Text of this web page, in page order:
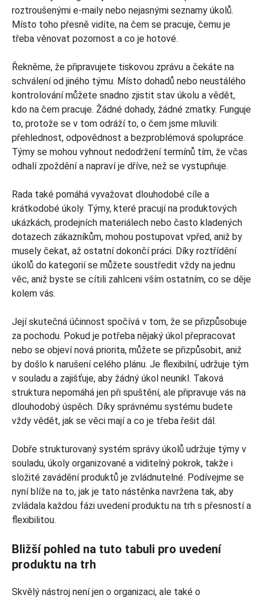
roztroušenými e-maily nebo nejasnými seznamy úkolů.
Místo toho přesně vidíte, na čem se pracuje, čemu je
třeba věnovat pozornost a co je hotové.
Řekněme, že připravujete tiskovou zprávu a čekáte na
schválení od jiného týmu. Místo dohadů nebo neustálého
kontrolování můžete snadno zjistit stav úkolu a vědět,
kdo na čem pracuje. Žádné dohady, žádné zmatky. Funguje
to, protože se v tom odráží to, o čem jsme mluvili:
přehlednost, odpovědnost a bezproblémová spolupráce.
Týmy se mohou vyhnout nedodržení termínů tím, že včas
odhalí zpoždění a napraví je dříve, než se vystupňuje.
Rada také pomáhá vyvažovat dlouhodobé cíle a
krátkodobé úkoly. Týmy, které pracují na produktových
ukázkách, prodejních materiálech nebo často kladených
dotazech zákazníkům, mohou postupovat vpřed, aniž by
musely čekat, až ostatní dokončí práci. Díky roztřídění
úkolů do kategorií se můžete soustředit vždy na jednu
věc, aniž byste se cítili zahlceni vším ostatním, co se děje
kolem vás.
Její skutečná účinnost spočívá v tom, že se přizpůsobuje
za pochodu. Pokud je potřeba nějaký úkol přepracovat
nebo se objeví nová priorita, můžete se přizpůsobit, aniž
by došlo k narušení celého plánu. Je flexibilní, udržuje tým
v souladu a zajišťuje, aby žádný úkol neunikl. Taková
struktura nepomáhá jen při spuštění, ale připravuje vás na
dlouhodobý úspěch. Díky správnému systému budete
vždy vědět, jak se věci mají a co je třeba řešit dál.
Dobře strukturovaný systém správy úkolů udržuje týmy v
souladu, úkoly organizované a viditelný pokrok, takže i
složité zavádění produktů je zvládnutelné. Podívejme se
nyní blíže na to, jak je tato nástěnka navržena tak, aby
zvládala každou fázi uvedení produktu na trh s přesností a
flexibilitou.
Bližší pohled na tuto tabuli pro uvedení
produktu na trh
Skvělý nástroj není jen o organizaci, ale také o